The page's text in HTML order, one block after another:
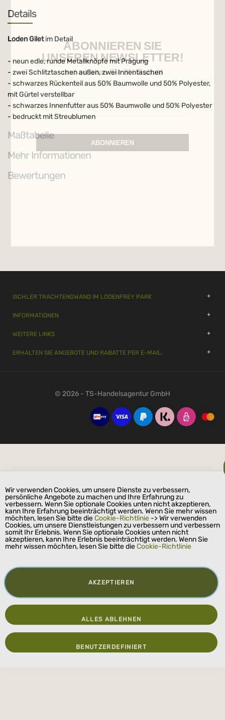
Details
Loden Giletim Detail
- neun edle, runde Metallknöpfe mit Prägung
- zwei Schlitztaschen außen, zwei Innentaschen
- schwarzes Rückenteil aus 50% Baumwolle und 50% Polyester,
mit Gürtel verstellbar
- schwarzes Innenfutter aus 50% Baumwolle und 50% Polyester
- bedruckt mit Streublumen
Maßtabelle
Mehr Informationen
Bewertungen
ISCHLER TRACHTENGWAND IM LODENFREY PARK
INFORMATIONEN
WEITERE LINKS
ERHALTEN SIE ANGEBOTE UND RABATTE PER E-MAIL:
© 2026 - TS-Handelsagentur GmbH
ABONNIEREN SIE
UNSEREN NEWSLETTER!
und erhalten Sie 3% Rabatt!
ABONNIEREN
Wir verwenden Cookies, um unsere Dienste zu verbessern,
persönliche Angebote zu machen und Ihre Erfahrung zu
verbessern. Wenn Sie optionale Cookies unten nicht akzeptieren,
kann Ihre Erfahrung beeinträchtigt werden. Wenn Sie mehr wissen
möchten, lesen Sie bitte dieCookie-Richtlinie -> Wir verwenden
Cookies, um unsere Dienstleistungen zu verbessern und verbessern
somit Ihr Erlebnis. Wenn Sie optionale Cookies unten nicht
akzeptieren, kann Ihre Erlebnis beeinträchtigt werden. Wenn Sie
mehr wissen möchten, lesen Sie bitte dieCookie-Richtlinie
AKZEPTIEREN
BENUTZERDEFINIERT
ALLES ABLEHNEN